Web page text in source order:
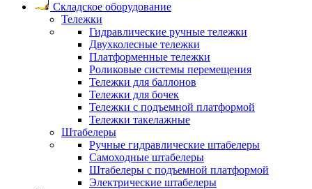
Складское оборудование
Тележки
Гидравлические ручные тележки
Двухколесные тележки
Платформенные тележки
Роликовые системы перемещения
Тележки для баллонов
Тележки для бочек
Тележки с подъемной платформой
Тележки такелажные
Штабелеры
Ручные гидравлические штабелеры
Самоходные штабелеры
Штабелеры с подъемной платформой
Электрические штабелеры